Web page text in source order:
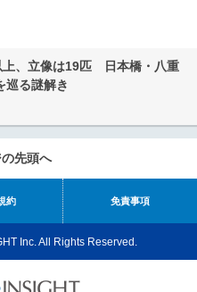
上、立像は19匹 日本橋・八重
巡る謎解き
先頭へ
約 免責事項
Inc. All Rights Reserved.